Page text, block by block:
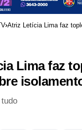
Atriz Letícia Lima faz
Lima faz